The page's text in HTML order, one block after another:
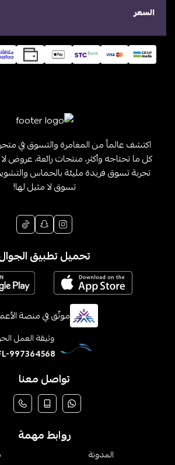
السعر
اكتشف عالماً من المغامرة والتسوق في
كل ما تحتاجه وأكثر، منتجات رائعة، عروض
تجربة تسوق فريدة مليئة بالحماس
تسوق لا مثيل لها!
تحميل تطبيق
موثّق في منصة
وثيقة العمل
997364568
تواصل معنا
روابط مهمة
المدونة